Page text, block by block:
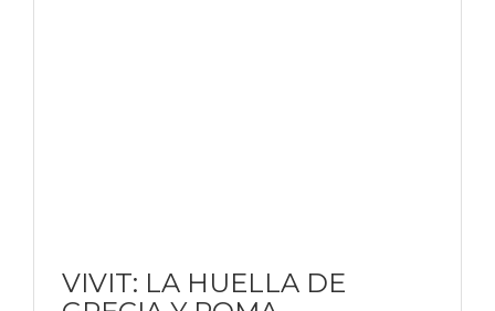
VIVIT: LA HUELLA DE